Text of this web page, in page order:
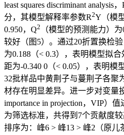
least squares discriminant
分，其模型解释率参数R2Y（模
0.950，Q2
（模型的预测能力）
较好（图5）。通过20折置换检
为0.188（< 0.3），表明模型拟
距为-0.340 0（< 0.05），表明模
32批样品中黄荆子与蔓荆子各聚
材存在明显差异。进一步对变量
importance in projection，VIP）
为筛选标准，共得到7个贡献度
排序为：峰6 > 峰13 > 峰2（原